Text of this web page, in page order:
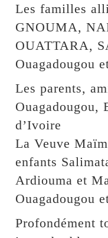
Les familles
GNOUMA,
OUATTARA,
Ouagadougou
Les parents,
Ouagadougou,
d’Ivoire
La Veuve
enfants
Ardiouma et
Ouagadougou
Profondément